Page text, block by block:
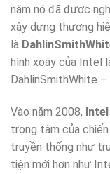
năm nó đã được
xây dựng thương
là
hình xoáy của Intel
DahlinSmithWhite –
Vào năm 2008,
trọng tâm của
truyền thống như
tiện mới hơn như